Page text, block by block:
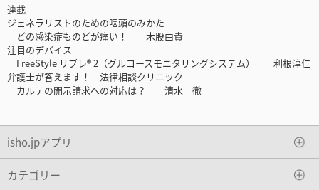
連載
ジェネラリストのための咽頭のみかた
どの感染症ものどが痛い！ 木股由貴
注目のデバイス
FreeStyle リブレ® 2（グルコースモニタリングシステム） 利根淳仁
弁護士が答えます！ 法律相談クリニック
カルテの開示請求への対応は？ 清水 徹
isho.jpアプリ
カテゴリー